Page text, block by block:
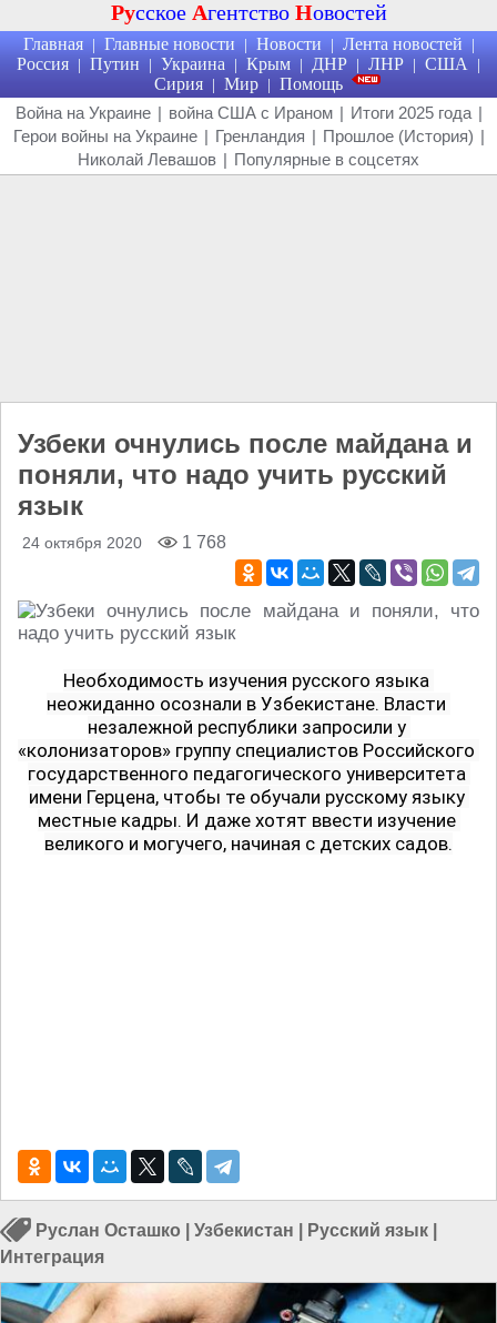
Русское Агентство Новостей
Главная | Главные новости | Новости | Лента новостей |
Россия | Путин | Украина | Крым | ДНР | ЛНР | США |
Сирия | Мир | Помощь
Война на Украине | война США с Ираном | Итоги 2025 года |
Герои войны на Украине | Гренландия | Прошлое (История) |
Николай Левашов | Популярные в соцсетях
Узбеки очнулись после майдана и
поняли, что надо учить русский
язык
24 октября 2020 1 768
Необходимость изучения русского языка
неожиданно осознали в Узбекистане. Власти
незалежной республики запросили у
«колонизаторов» группу специалистов Российского
государственного педагогического университета
имени Герцена, чтобы те обучали русскому языку
местные кадры. И даже хотят ввести изучение
великого и могучего, начиная с детских садов.
Руслан Осташко Узбекистан Русский язык
Интеграция